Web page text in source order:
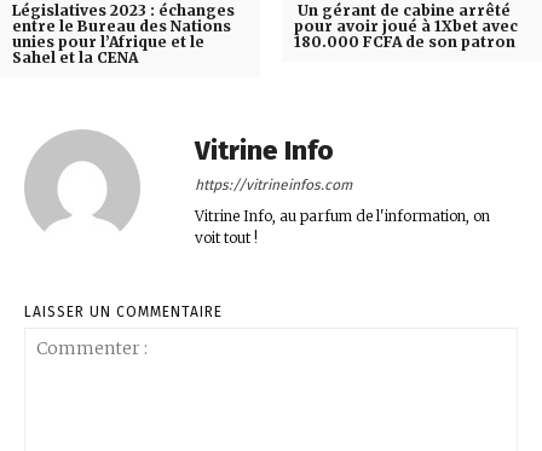
Législatives 2023 : échanges
entre le Bureau des Nations
unies pour l’Afrique et le
Sahel et la CENA
Un gérant de cabine arrêté
pour avoir joué à 1Xbet avec
180.000 FCFA de son patron
Vitrine Info
https://vitrineinfos.com
Vitrine Info, au parfum de l'information, on
voit tout !
LAISSER UN COMMENTAIRE